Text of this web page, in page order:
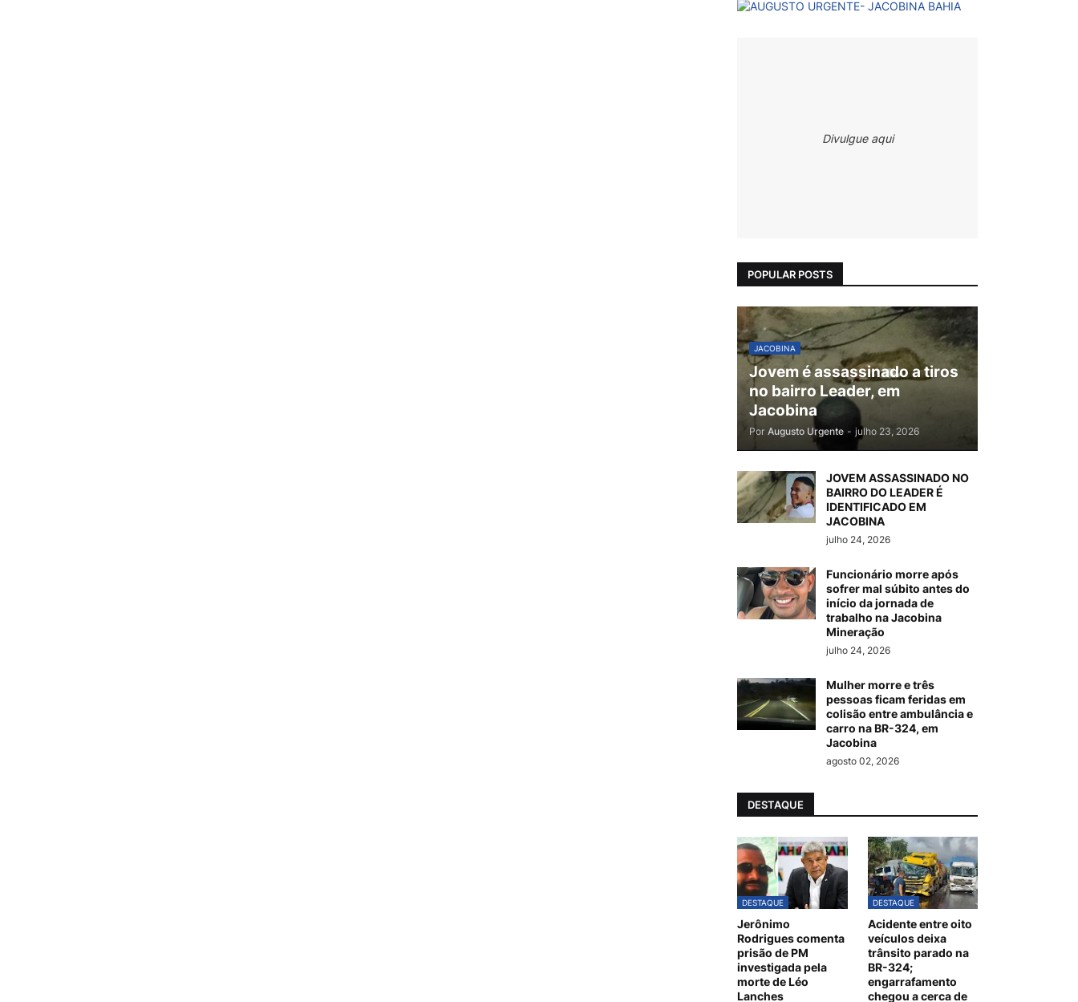
Divulgue aqui
POPULAR POSTS
JACOBINA
Jovem é assassinado a tiros
no bairro Leader, em
Jacobina
Por Augusto Urgente - julho 23, 2026
JOVEM ASSASSINADO NO
BAIRRO DO LEADER É
IDENTIFICADO EM
JACOBINA
julho 24, 2026
Funcionário morre após
sofrer mal súbito antes do
início da jornada de
trabalho na Jacobina
Mineração
julho 24, 2026
Mulher morre e três
pessoas ficam feridas em
colisão entre ambulância e
carro na BR-324, em
Jacobina
agosto 02, 2026
DESTAQUE
DESTAQUE
Jerônimo
Rodrigues comenta
prisão de PM
investigada pela
morte de Léo
Lanches
DESTAQUE
Acidente entre oito
veículos deixa
trânsito parado na
BR-324;
engarrafamento
chegou a cerca de